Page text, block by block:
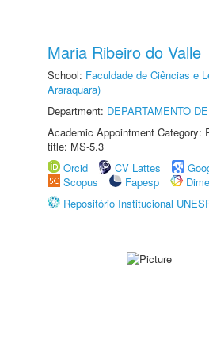
Maria Ribeiro do Valle
School: Faculdade de Ciências e
Araraquara)
Department: DEPARTAMENTO
Academic Appointment Category:
title: MS-5.3
Orcid
CV Lattes
Scopus
Fapesp
Repositório Institucional